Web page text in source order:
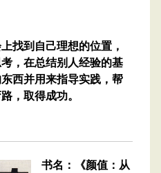
找到自己理想的位置，
，在总结别人经验的基
西并用来指导实践，帮
，取得成功。
书名：《颜值：从